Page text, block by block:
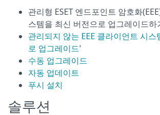
관리형 ESET 엔드포인트 암호화
스템을 최신 버전으로 업그레이드하
관리되지 않는 EEE 클라이언트 시
로 업그레이드'
수동 업그레이드
자동 업데이트
푸시 설치
솔루션